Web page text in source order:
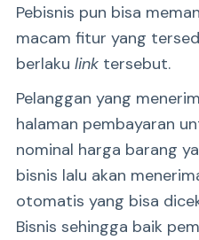
Pebisnis pun bisa
macam fitur yang
berlaku link tersebut.
Pelanggan yang
halaman pembayaran
nominal harga barang
bisnis lalu akan
otomatis yang bisa
Bisnis sehingga baik